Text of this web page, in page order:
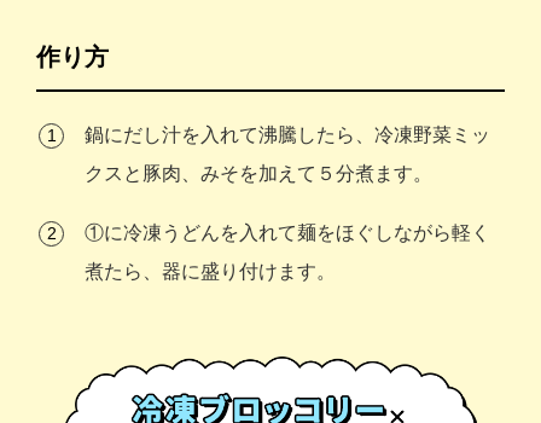
作り方
鍋にだし汁を入れて沸騰したら、冷凍野菜ミッ
クスと豚肉、みそを加えて５分煮ます。
①に冷凍うどんを入れて麺をほぐしながら軽く
煮たら、器に盛り付けます。